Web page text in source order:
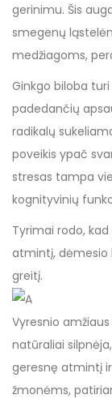
gerinimu. Šis
smegenų
medžiagoms,
Ginkgo biloba
padedančių
radikalų
poveikis ypač
stresas tampa
kognityvinių
Tyrimai rodo,
atmintį, dėmesio
greitį.
Vyresnio
natūraliai
geresnę atmintį
žmonėms,